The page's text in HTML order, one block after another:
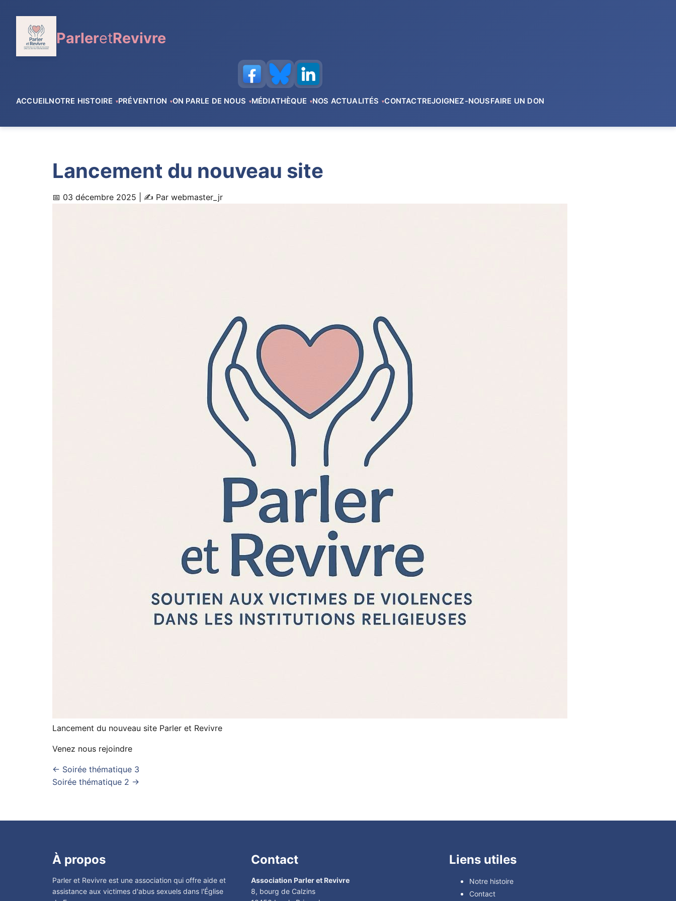
contenu
principal
ParleretRevivre
ACCUEILNOTRE HISTOIRE PRÉVENTION ON PARLE DE NOUS MÉDIATHÈQUE NOS ACTUALITÉS CONTACTREJOIGNEZ-NOUSFAIRE UN DON
Lancement du nouveau site
📅 03 décembre 2025 | ✍️ Par webmaster_jr
Lancement du nouveau site Parler et Revivre
Venez nous rejoindre
← Soirée thématique 3
Soirée thématique 2 →
À propos
Parler et Revivre est une association qui offre aide et
assistance aux victimes d'abus sexuels dans l'Église
Contact
Association Parler et Revivre
8, bourg de Calzins
Liens utiles
Notre histoire
Contact